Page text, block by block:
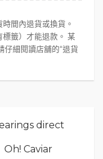
間內退貨或換貨。
籤）才能退款。 某
仔細閱讀店舖的“退貨
direct
Oh! Caviar